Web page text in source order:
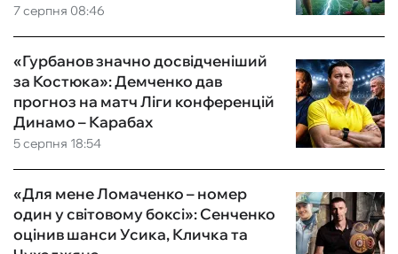
7 серпня 08:46
5 серпня 18:54
«Гурбанов значно досвідченіший
за Костюка»: Демченко дав
прогноз на матч Ліги конференцій
Динамо – Карабах
«Для мене Ломаченко – номер
один у світовому боксі»: Сенченко
оцінив шанси Усика, Кличка та